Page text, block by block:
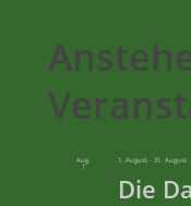
Aug.
1
1. August -31. August
Die